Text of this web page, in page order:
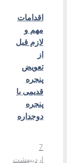
اقدامات
مهم و
لازم قبل
از
تعویض
پنجره
قدیمی با
پنجره
دوجداره
7
اردیبهشت